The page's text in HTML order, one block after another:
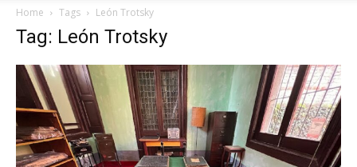
Home Tags León Trotsky
Tag: León Trotsky